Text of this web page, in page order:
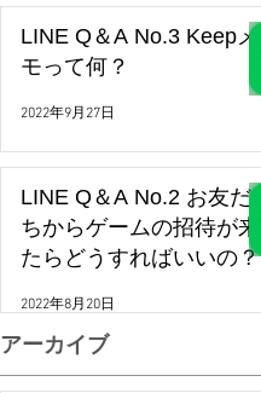
LINE Q＆A No.3 Keepメ
モって何？
2022年9月27日
LINE Q＆A No.2 お友だ
ちからゲームの招待が来
たらどうすればいいの？
2022年8月20日
アーカイブ